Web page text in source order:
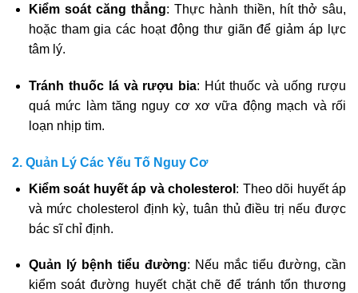
Kiểm soát căng thẳng: Thực hành thiền, hít thở sâu,
hoặc tham gia các hoạt động thư giãn để giảm áp lực
tâm lý.
Tránh thuốc lá và rượu bia: Hút thuốc và uống rượu
quá mức làm tăng nguy cơ xơ vữa động mạch và rối
loạn nhịp tim.
2. Quản Lý Các Yếu Tố Nguy Cơ
Kiểm soát huyết áp và cholesterol : Theo dõi huyết áp
và mức cholesterol định kỳ, tuân thủ điều trị nếu được
bác sĩ chỉ định.
Quản lý bệnh tiểu đường: Nếu mắc tiểu đường, cần
kiểm soát đường huyết chặt chẽ để tránh tổn thương